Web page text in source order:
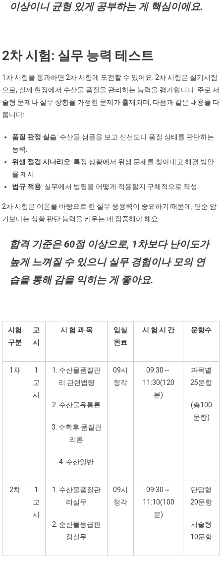
이상이니 균형 있게 공부하는 게 핵심이에요.
2차 시험: 실무 능력 테스트
1차 시험을 통과하면 2차 시험에 도전할 수 있어요. 2차 시험은 실기시험
으로, 실제 현장에서 수산물 품질을 관리하는 능력을 평가합니다. 주로 서
술형 문제나 실무 상황을 가정한 문제가 출제되며, 다음과 같은 내용을 다
룹니다:
품질 판정 실습: 수산물 샘플을 보고 신선도나 품질 상태를 판단하는
능력.
위생 점검 시나리오: 특정 상황에서 위생 문제를 찾아내고 해결 방안
을 제시.
법규 적용: 실무에서 법령을 어떻게 적용할지 구체적으로 작성.
2차 시험은 이론을 바탕으로 한 실무 응용력이 중요하기 때문에, 단순 암
기보다는 상황 판단 능력을 키우는 데 집중해야 해요.
합격 기준은 60점 이상으로, 1차보다 난이도가
높게 느껴질 수 있으니 실무 경험이나 모의 연
습을 통해 감을 익히는 게 좋아요.
시험
구분
교
시
시 험 과 목
입실
완료
시 험 시 간 문항수
1차
1
교
시
1. 수산물품질관
리 관련법령
2. 수산물유통론
3. 수확후 품질관
리론
4. 수산일반
09시
정각
09:30～
11:30(120
분)
과목별
25문항
(총100
문항)
2차
1
교
시
1. 수산물품질관
리실무
2. 순산물등급판
정실무
09시
정각
09:30～
11:10(100
분)
단답형
20문항
서술형
10문항